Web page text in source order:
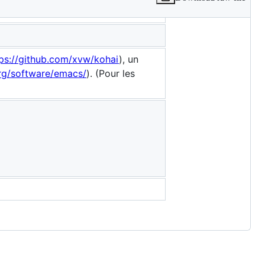
github.com/xvw/kohai), un
software/emacs/). (Pour les